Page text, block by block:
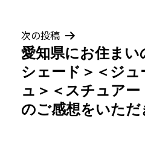
ゲ
ー
シ
ョ
次の投稿
愛知県にお住まい
シェード＞＜ジ
ュ＞＜スチュア
のご感想をいただ